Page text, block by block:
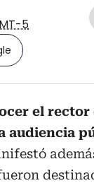
5
el
audiencia